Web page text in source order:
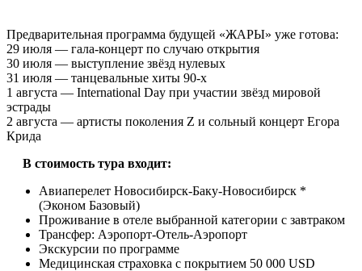
Предварительная программа будущей «ЖАРЫ» уже готова:
29 июля — гала-концерт по случаю открытия
30 июля — выступление звёзд нулевых
31 июля — танцевальные хиты 90-х
1 августа — International Day при участии звёзд мировой
эстрады
2 августа — артисты поколения Z и сольный концерт Егора
Крида
В стоимость тура входит:
Авиаперелет Новосибирск-Баку-Новосибирск *
(Эконом Базовый)
Проживание в отеле выбранной категории с завтраком
Трансфер: Аэропорт-Отель-Аэропорт
Экскурсии по программе
Медицинская страховка с покрытием 50 000 USD